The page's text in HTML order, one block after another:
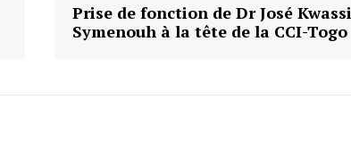
Prise de fonction de Dr José Kwassi
Symenouh à la tête de la CCI-Togo